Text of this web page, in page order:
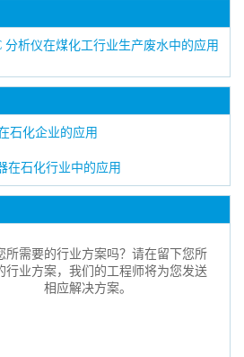
分析仪在煤化工行业生产废水中的应用
石化企业的应用
在石化行业中的应用
所需要的行业方案吗？请在留下您所
行业方案，我们的工程师将为您发送
相应解决方案。